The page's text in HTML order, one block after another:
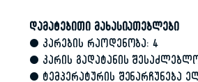
დამატებითი მახასიათებლები
• კარების რაოდენობა: 4
• კარის გადატანის